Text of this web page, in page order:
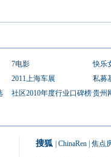
7电影
快乐
2011上海车展
私募
社区2010年度行业口碑榜贵州
搜狐 ChinaRen 焦点